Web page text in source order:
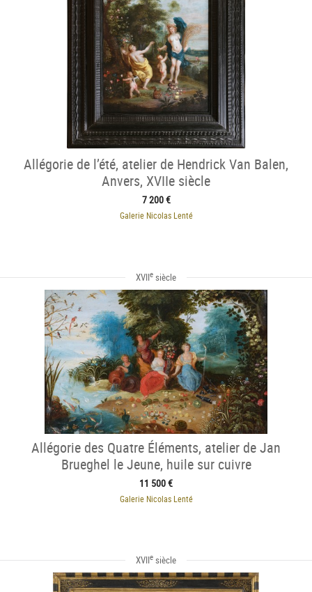
Allégorie de l’été, atelier de Hendrick Van Balen,
Anvers, XVIIe siècle
7 200 €
Galerie Nicolas Lenté
XVIIe siècle
Allégorie des Quatre Éléments, atelier de Jan
Brueghel le Jeune, huile sur cuivre
11 500 €
Galerie Nicolas Lenté
XVIIe siècle